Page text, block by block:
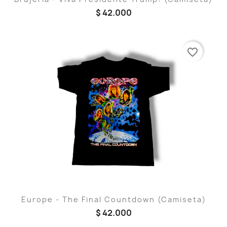
$ 42.000
Europe - The Final Countdown (Camiseta)
$ 42.000
favorite_border